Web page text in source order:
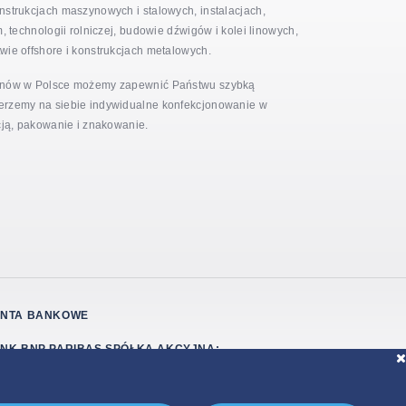
maszynowych i stalowych, instalacjach,
technologii rolniczej, budowie dźwigów i kolei linowych,
offshore i konstrukcjach metalowych.
w Polsce możemy zapewnić Państwu szybką
na siebie indywidualne konfekcjonowanie w
pakowanie i znakowanie.
BANKOWE
BNP PARIBAS SPÓŁKA AKCYJNA: